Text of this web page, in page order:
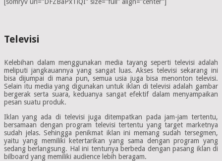
Televisi
Kelebihan dalam menggunakan media tayang seperti televisi adalah
meliputi jangkauannya yang sangat luas. Akses televisi sekarang ini
bisa dijumpai di mana pun, semua usia juga bisa menonton televisi.
Selain itu media yang digunakan untuk iklan di televisi adalah gambar
bergerak serta suara, keduanya sangat efektif dalam menyampaikan
pesan suatu produk.
Iklan yang ada di televisi juga ditempatkan pada jam-jam tertentu,
bersamaan dengan program televisi tertentu yang target marketnya
sudah jelas. Sehingga penikmat iklan ini memang sudah tersegmen,
yaitu yang memiliki ketertarikan yang sama dengan program yang
sedang berlangsung. Hal ini tentunya berbeda dengan pasang iklan di
bilboard yang memiliki audience lebih beragam.